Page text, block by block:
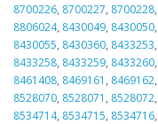
8700226, 8700227, 8700228,
8806024, 8430049, 8430050,
8430055, 8430360, 8433253,
8433258, 8433259, 8433260,
8461408, 8469161 , 8469162,
8528070, 8528071 , 8528072,
8534714, 8534715, 8534716,